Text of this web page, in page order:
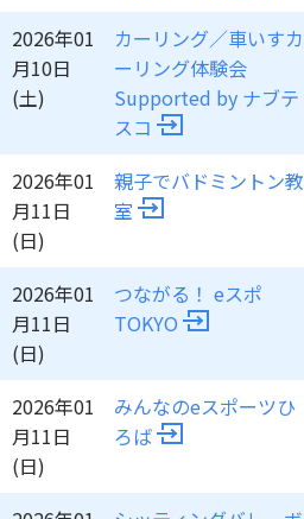
2026年01
月10日
(土)
カーリング／車いすカ
ーリング体験会
Supported by ナブテ
スコ
2026年01
月11日
(日)
親子でバドミントン教
室
2026年01
月11日
(日)
つながる！ eスポ
TOKYO
2026年01
月11日
(日)
みんなのeスポーツひ
ろば